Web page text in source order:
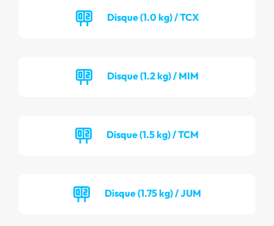
Disque (1.0 kg) / TCX
Disque (1.2 kg) / MIM
Disque (1.5 kg) / TCM
Disque (1.75 kg) / JUM